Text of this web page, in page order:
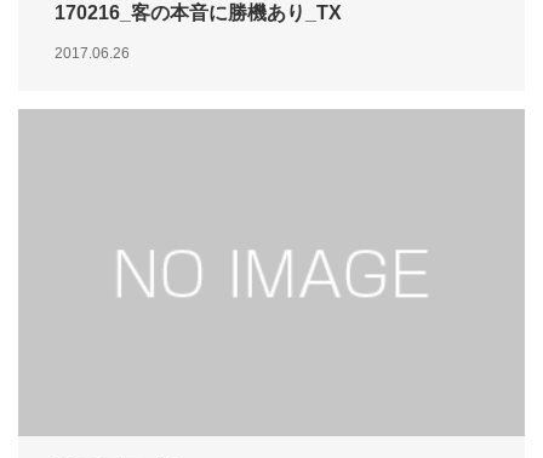
170216_客の本音に勝機あり_TX
2017.06.26